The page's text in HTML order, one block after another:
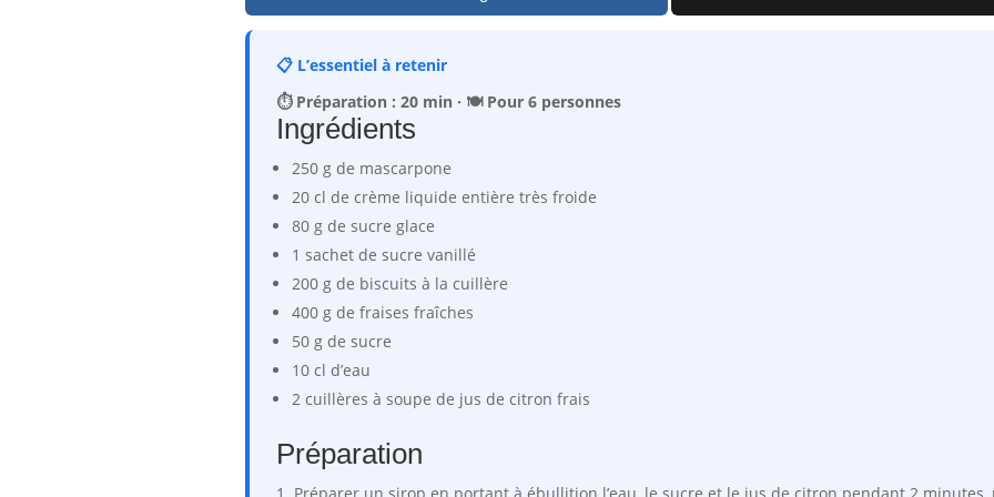
📋 L’essentiel à retenir
⏱️ Préparation : 20 min · 🍽️ Pour 6 personnes
Ingrédients
250 g de mascarpone
20 cl de crème liquide entière très froide
80 g de sucre glace
1 sachet de sucre vanillé
200 g de biscuits à la cuillère
400 g de fraises fraîches
50 g de sucre
10 cl d’eau
2 cuillères à soupe de jus de citron frais
Préparation